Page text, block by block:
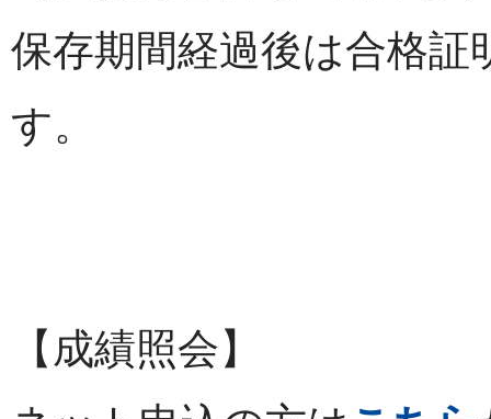
保存期間経過後は合格
す。
【成績照会】